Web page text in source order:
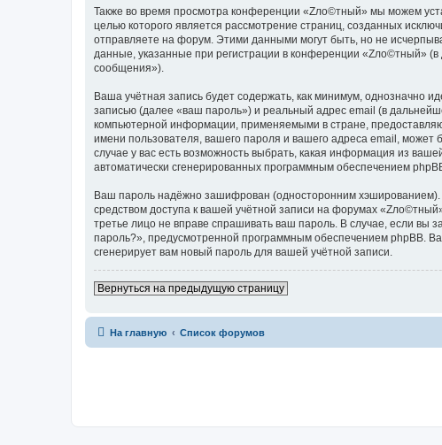
Также во время просмотра конференции «Zло©тный» мы можем
целью которого является рассмотрение страниц, созданных
отправляете на форум. Этими данными могут быть, но не
данные, указанные при регистрации в конференции «Zло©тный»
сообщения»).
Ваша учётная запись будет содержать, как минимум, однозначно
записью (далее «ваш пароль») и реальный адрес email (в
компьютерной информации, применяемыми в стране,
имени пользователя, вашего пароля и вашего адреса email,
случае у вас есть возможность выбрать, какая информация из
автоматически сгенерированных программным обеспечением
Ваш пароль надёжно зашифрован (односторонним хэшированием).
средством доступа к вашей учётной записи на форумах
третье лицо не вправе спрашивать ваш пароль. В случае, если вы
пароль?», предусмотренной программным обеспечением phpBB.
сгенерирует вам новый пароль для вашей учётной записи.
Вернуться на предыдущую страницу
На главную Список форумов